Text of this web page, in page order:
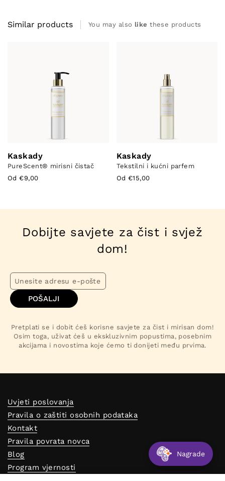
Similar products You may also like these products
Kaskady
PureScent®️ mirisni čistač
Od €9,00
Kaskady
Tekstilni i kućni parfem
Od €15,00
Dobijte savjete za čist i svjež
dom!
POŠALJI
Pretplati se i dobit ćeš korisne savjete za čist i mirisan dom!
Osim toga, uživat ćeš u ekskluzivnim popustima, posebnim
akcijama i novostima koje ćemo ti donijeti među prvima.
Uvjeti poslovanja
Pravila o zaštiti osobnih podataka
Kontakt
Pravila povrata novca
Blog
Program vjernosti
Nagrade